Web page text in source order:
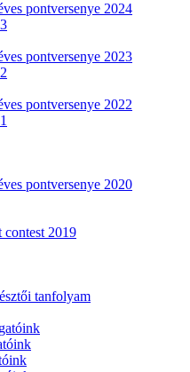
pontversenye 2024
pontversenye 2023
pontversenye 2022
pontversenye 2020
contest 2019
tanfolyam